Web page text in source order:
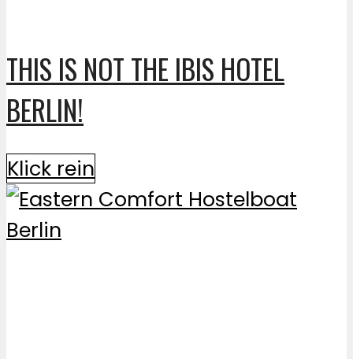
THIS IS NOT THE IBIS HOTEL
BERLIN!
Klick rein